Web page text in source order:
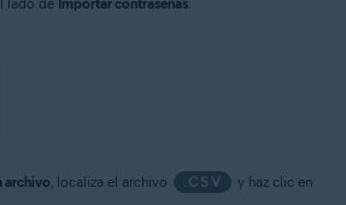
archivo, localiza el archivo .CSV
y haz clic en